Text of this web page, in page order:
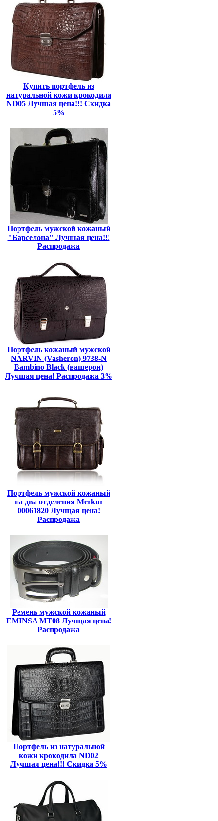
Купить портфель из
натуральной кожи крокодила
ND05 Лучшая цена!!! Скидка
5%
Портфель мужской кожаный
"Барселона" Лучшая цена!!!
Распродажа
Портфель кожаный мужской
NARVIN (Vasheron) 9738-N
Bambino Black (вашерон)
Лучшая цена! Распродажа 3%
Портфель мужской кожаный
на два отделения Merkur
00061820 Лучщая цена!
Распродажа
Ремень мужской кожаный
EMINSA MT08 Лучщая цена!
Распродажа
Портфель из натуральной
кожи крокодила ND02
Лучшая цена!!! Скидка 5%